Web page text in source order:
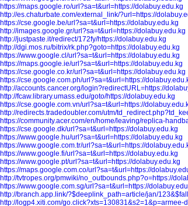
https://maps.google.ro/url?sa=t&url=https://dolabuy.edu.kg
http://es.chaturbate.com/external_link/?url=https://
https://cse.google.be/url?sa=t&url=https://dolabuy.edu.kg
http://images.google.gr/url?sa=t&url=https://dolabuy.edu.kg
http://justpaste.it/redirect/172fy/https://dolabuy.edu.kg
http://dgi.mos.ru/bitrix/rk.php?goto=https://dolabuy.edu.kg
https://www.google.cl/url?sa=t&url=https://dolabuy.edu.kg
https://maps.google.ie/url?sa=t&url=https://dolabuy.edu.kg
https://cse.google.co.kr/url?sa=t&url=https://dolabuy.edu.kg
https://cse.google.com.ph/url?sa=t&url=https://
http://accounts.cancer.org/login?redirectURL=https://
http://fcaw.library.umass.edu/goto/https://dolabuy.edu.kg
https://cse.google.com.vn/url?sa=t&url=https://
http://redirects.tradedoubler.com/utm/
https://community.acer.com/en/home/leaving/replica-
https://cse.google.dk/url?sa=t&url=https://dolabuy.edu.kg
https://www.google.hu/url?sa=t&url=https://dolabuy.edu.kg
https://www.google.com.tr/url?sa=t&url=https://
https://www.google.fi/url?sa=t&url=https://dolabuy.edu.kg
https://www.google.pt/url?sa=t&url=https://dolabuy.edu.kg
https://maps.google.com.co/url?sa=t&url=https://
http://tvtropes.org/pmwiki/no_outbounds.php?o=https://
https://www.google.com.sg/url?sa=t&url=https://
http://branch.app.link/?$deeplink_path=article/jan/
http://logp4.xiti.com/